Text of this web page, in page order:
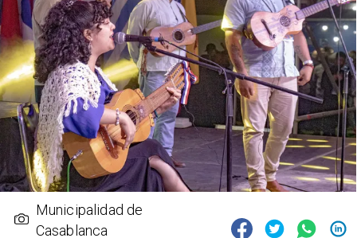
Municipalidad de
Casablanca